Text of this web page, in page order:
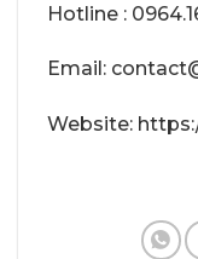
Hotline :
Email:
Website: